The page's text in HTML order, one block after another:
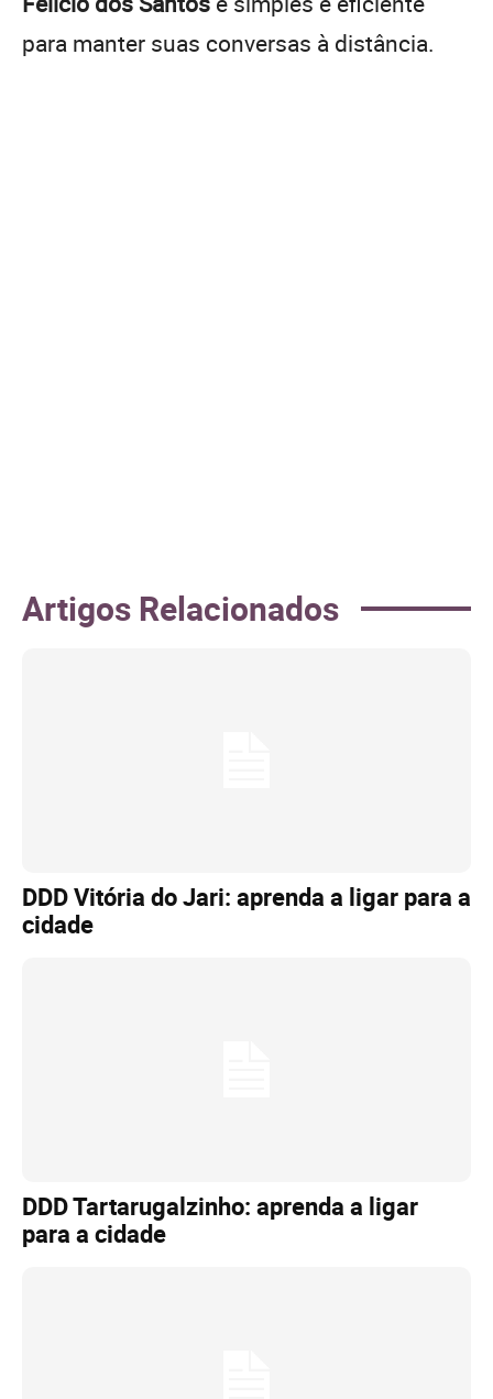
para manter suas conversas à distância.
Artigos Relacionados
DDD Vitória do Jari: aprenda a ligar para a
cidade
DDD Tartarugalzinho: aprenda a ligar
para a cidade